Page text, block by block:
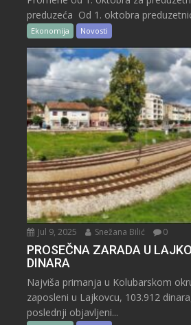
preduzeća Od 1. oktobra
Ekonomija Novosti
Jul 9, 2025 Snežana Bilić 0
PROSEČNA ZARADA U
DINARA
Najviša primanja u Kolubarskom
zaposleni u Lajkovcu, 103.912
poslednji objavljeni...